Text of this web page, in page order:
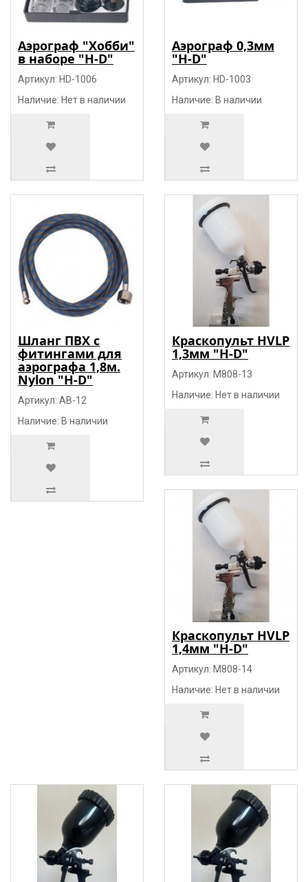
Аэрограф "Хобби"
в наборе "H-D"
Артикул: HD-1006
Наличие: Нет в наличии
Аэрограф 0,3мм
"H-D"
Артикул: HD-1003
Наличие: В наличии
Шланг ПВХ с
фитингами для
аэрографа 1,8м.
Nylon "H-D"
Артикул: AB-12
Наличие: В наличии
Краскопульт HVLP
1,3мм "H-D"
Артикул: M808-13
Наличие: Нет в наличии
Краскопульт HVLP
1,4мм "H-D"
Артикул: M808-14
Наличие: Нет в наличии